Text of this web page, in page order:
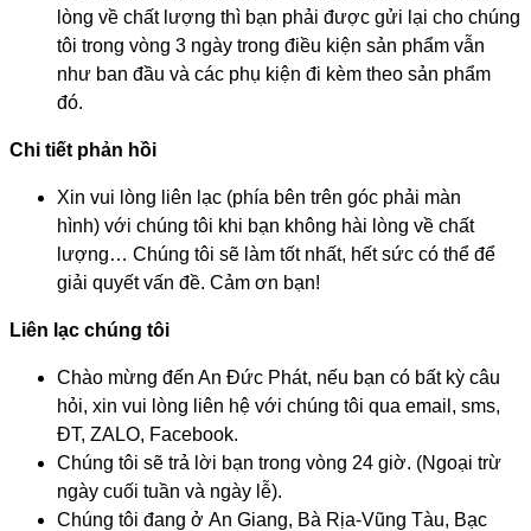
lòng về chất lượng thì bạn phải được gửi lại cho chúng
tôi trong vòng 3 ngày trong điều kiện sản phẩm vẫn
như ban đầu và các phụ kiện đi kèm theo sản phẩm
đó.
Chi tiết phản hồi
Xin vui lòng liên lạc (phía bên trên góc phải màn
hình) với chúng tôi khi bạn không hài lòng về chất
lượng… Chúng tôi sẽ làm tốt nhất, hết sức có thể để
giải quyết vấn đề. Cảm ơn bạn!
Liên lạc chúng tôi
Chào mừng đến An Đức Phát, nếu bạn có bất kỳ câu
hỏi, xin vui lòng liên hệ với chúng tôi qua email, sms,
ĐT, ZALO, Facebook.
Chúng tôi sẽ trả lời bạn trong vòng 24 giờ. (Ngoại trừ
ngày cuối tuần và ngày lễ).
Chúng tôi đang ở An Giang, Bà Rịa-Vũng Tàu, Bạc